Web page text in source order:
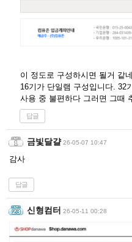
이 정도로 구성하시면 될거 같네
16기가 단일램 구성입니다. 32
사용 중 불편하다 그러면 그때
답글
금빛달걀 26-05-07 10:47
감사
답글
신형컴터 26-05-11 00:28